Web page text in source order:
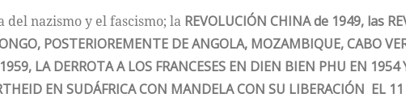
nazismo y el fascismo; la REVOLUCIÓN CHINA de 1949, las
POSTERIOREMENTE DE ANGOLA, MOZAMBIQUE, CABO
LA DERROTA A LOS FRANCESES EN DIEN BIEN PHU EN
EN SUDÁFRICA CON MANDELA CON SU LIBERACIÓN EL